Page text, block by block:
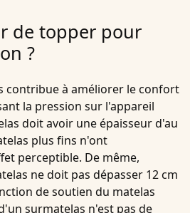
de topper pour
?
contribue à améliorer le confort
la pression sur l'appareil
doit avoir une épaisseur d'au
plus fins n'ont
perceptible. De même,
ne doit pas dépasser 12 cm
de soutien du matelas
surmatelas n'est pas de